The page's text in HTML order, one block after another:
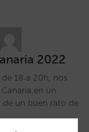
2022
de 18 a 20h, nos
en un
un buen rato de